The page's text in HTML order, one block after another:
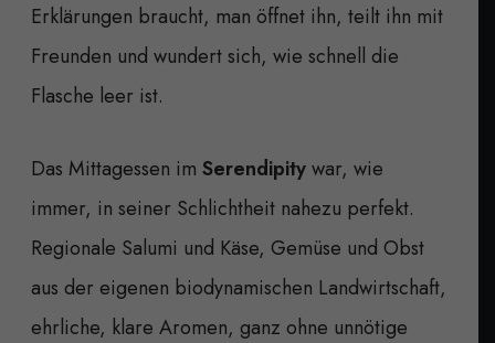
Erklärungen braucht, man öffnet ihn, teilt ihn mit
Freunden und wundert sich, wie schnell die
Flasche leer ist.
Das Mittagessen im Serendipitywar, wie
immer, in seiner Schlichtheit nahezu perfekt.
Regionale Salumi und Käse, Gemüse und Obst
aus der eigenen biodynamischen Landwirtschaft,
ehrliche, klare Aromen, ganz ohne unnötige